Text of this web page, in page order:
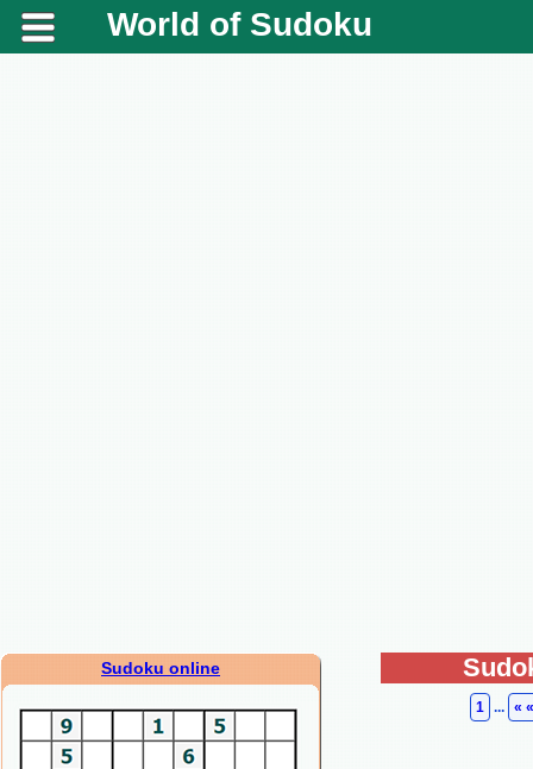
World of Sudoku
Sudoku online
1 ... « «